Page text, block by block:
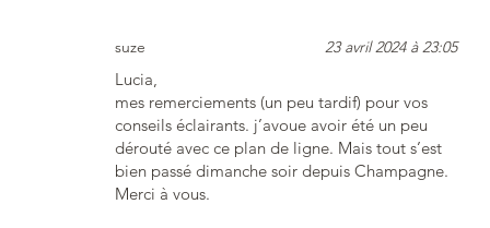
suze 23 avril 2024 à 23:05
Lucia,
mes remerciements (un peu tardif) pour vos
conseils éclairants. j’avoue avoir été un peu
dérouté avec ce plan de ligne. Mais tout s’est
bien passé dimanche soir depuis Champagne.
Merci à vous.